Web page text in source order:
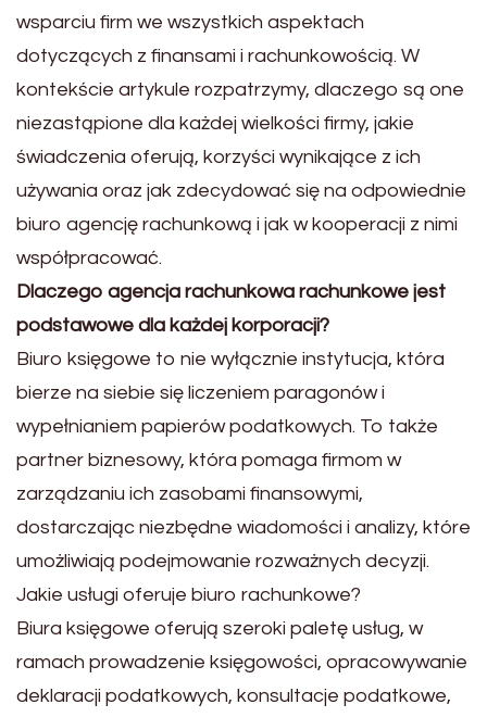
wsparciu firm we wszystkich aspektach
dotyczących z finansami i rachunkowością. W
kontekście artykule rozpatrzymy, dlaczego są one
niezastąpione dla każdej wielkości firmy, jakie
świadczenia oferują, korzyści wynikające z ich
używania oraz jak zdecydować się na odpowiednie
biuro agencję rachunkową i jak w kooperacji z nimi
współpracować.
Dlaczego agencja rachunkowa rachunkowe jest
podstawowe dla każdej korporacji?
Biuro księgowe to nie wyłącznie instytucja, która
bierze na siebie się liczeniem paragonów i
wypełnianiem papierów podatkowych. To także
partner biznesowy, która pomaga firmom w
zarządzaniu ich zasobami finansowymi,
dostarczając niezbędne wiadomości i analizy, które
umożliwiają podejmowanie rozważnych decyzji.
Jakie usługi oferuje biuro rachunkowe?
Biura księgowe oferują szeroki paletę usług, w
ramach prowadzenie księgowości, opracowywanie
deklaracji podatkowych, konsultacje podatkowe,